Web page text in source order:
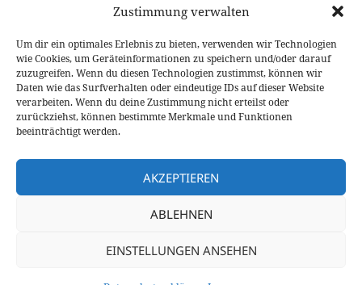
Zustimmung verwalten
Um dir ein optimales Erlebnis zu bieten, verwenden wir Technologien
wie Cookies, um Geräteinformationen zu speichern und/oder darauf
zuzugreifen. Wenn du diesen Technologien zustimmst, können wir
Daten wie das Surfverhalten oder eindeutige IDs auf dieser Website
verarbeiten. Wenn du deine Zustimmung nicht erteilst oder
zurückziehst, können bestimmte Merkmale und Funktionen
beeinträchtigt werden.
AKZEPTIEREN
ABLEHNEN
EINSTELLUNGEN ANSEHEN
Veröffentlicht
am
19. August 2014 Autor
Fabian Meßner Kategorien
News
Schlagwörter
Kleinwagen
,Skoda Fabia Stadtauto
Beitragsnavigation
VORHERIGER
Vorheriger
Beitrag:
Grundsolide: Kia Venga 1.4 CVVT Edition
7 Fahrbericht
8-Gang-Automatik: Neue Generation des